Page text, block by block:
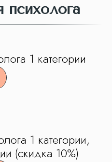
психолога
1 категории
1 категории,
(скидка 10%)